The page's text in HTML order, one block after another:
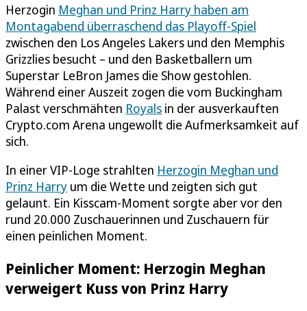
Herzogin Meghan und Prinz Harry haben am
Montagabend überraschend das Playoff-Spiel
zwischen den Los Angeles Lakers und den Memphis
Grizzlies besucht – und den Basketballern um
Superstar LeBron James die Show gestohlen.
Während einer Auszeit zogen die vom Buckingham
Palast verschmähten Royals in der ausverkauften
Crypto.com Arena ungewollt die Aufmerksamkeit auf
sich.
In einer VIP-Loge strahlten Herzogin Meghan und
Prinz Harry um die Wette und zeigten sich gut
gelaunt. Ein Kisscam-Moment sorgte aber vor den
rund 20.000 Zuschauerinnen und Zuschauern für
einen peinlichen Moment.
Peinlicher Moment: Herzogin Meghan
verweigert Kuss von Prinz Harry